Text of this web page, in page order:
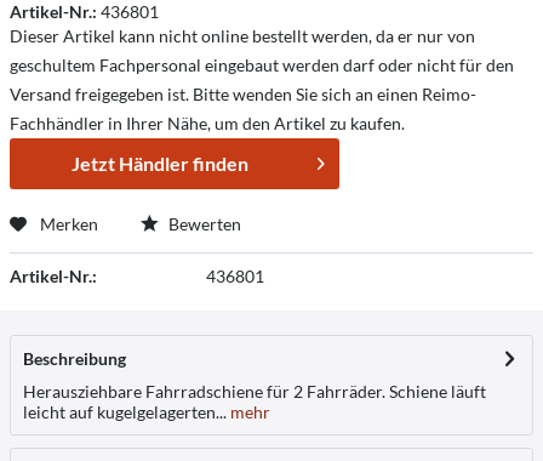
Artikel-Nr.: 436801
Dieser Artikel kann nicht online bestellt werden, da er nur von
geschultem Fachpersonal eingebaut werden darf oder nicht für den
Versand freigegeben ist. Bitte wenden Sie sich an einen Reimo-
Fachhändler in Ihrer Nähe, um den Artikel zu kaufen.
Jetzt Händler finden
Merken Bewerten
Artikel-Nr.: 436801
Beschreibung
Herausziehbare Fahrradschiene für 2 Fahrräder. Schiene läuft
leicht auf kugelgelagerten... mehr